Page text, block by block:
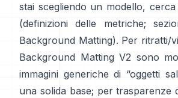
stai scegliendo un modello,
(definizioni delle metriche;
Background Matting). Per ritratti/
Background Matting V2 sono
immagini generiche di “oggetti
una solida base; per trasparenze